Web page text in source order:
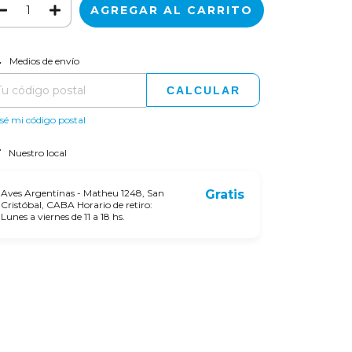
para el CP:
Medios de envío
CALCULAR
mi código postal
Nuestro local
Aves Argentinas - Matheu 1248, San
Cristóbal, CABA Horario de retiro:
Lunes a viernes de 11 a 18 hs.
Gratis